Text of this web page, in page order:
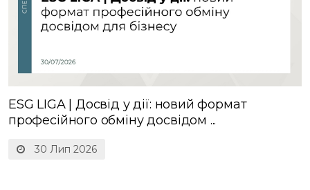
30 Лип 2026
ESG LIGA | Досвід у дії: новий формат
професійного обміну досвідом ...